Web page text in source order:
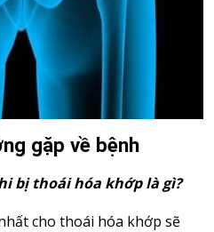
gặp về bệnh
bị thoái hóa khớp là gì?
cho thoái hóa khớp sẽ